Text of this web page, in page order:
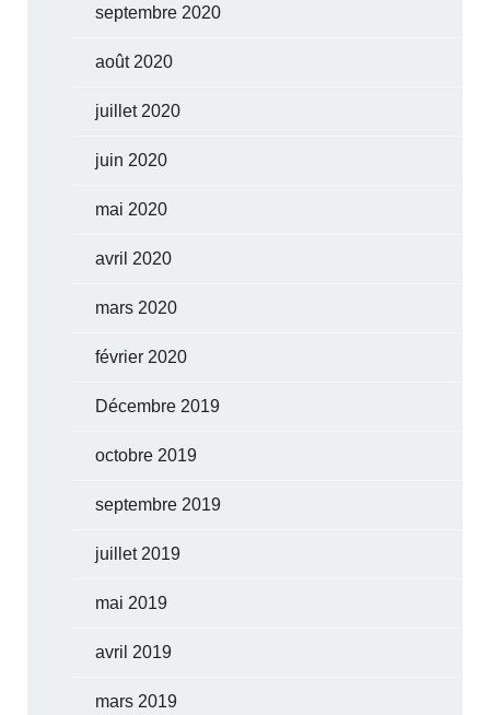
septembre 2020
août 2020
juillet 2020
juin 2020
mai 2020
avril 2020
mars 2020
février 2020
Décembre 2019
octobre 2019
septembre 2019
juillet 2019
mai 2019
avril 2019
mars 2019